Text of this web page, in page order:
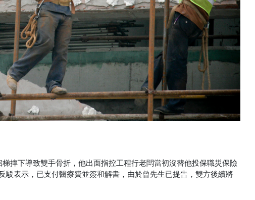
摔下導致雙手骨折，他出面指控工程行老闆當初沒替他投保職災保險
表示，已支付醫療費並簽和解書，由於曾先生已提告，雙方後續將